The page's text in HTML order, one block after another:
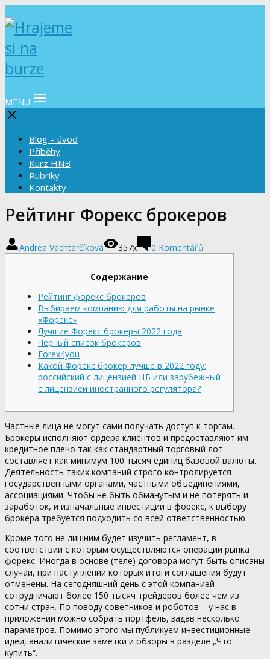
MENU
Blog – úvod
Příběhy
Kurz HNB
Rubriky
Kontakty
Рейтинг Форекс брокеров
Andrea Vachtarčíková 357x 0 Komentářů
Cодержание
Рейтинг форекс брокеров
Выбираем компанию для работы на рынке
«Форекс»
Лучшие Форекс брокеры 2022 года
Черный список брокеров
Forex4you
Какой Форекс брокер лучше в 2022 году:
российский с лицензией ЦБ или зарубежный
с лицензией иностранного регулятора?
Частные лица не могут сами получать доступ к торгам.
Брокеры исполняют ордера клиентов и предоставляют им
кредитное плечо так как стандартный торговый лот
составляет как минимум 100 тысяч единиц базовой валюты.
Деятельность таких компаний строго контролируется
государственными органами, частными объединениями,
ассоциациями. Чтобы не быть обманутым и не потерять и
заработок, и изначальные инвестиции в форекс, к выбору
брокера требуется подходить со всей ответственностью.
Кроме того не лишним будет изучить регламент, в
соответствии с которым осуществляются операции рынка
форекс. Иногда в основе (теле) договора могут быть описаны
случаи, при наступлении которых итоги соглашения будут
отменены. На сегодняшний день с этой компанией
сотрудничают более 150 тысяч трейдеров более чем из
сотни стран. По поводу советников и роботов – у нас в
приложении можно собрать портфель, задав несколько
параметров. Помимо этого мы публикуем инвестиционные
идеи, аналитические заметки и обзоры в разделе „Что
купить“.